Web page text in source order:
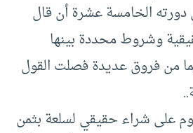
الخامسة عشرة أن قال
وشروط محددة بينها
من فروق عديدة فصلت القول
على شراء حقيقي لسلعة بثمن